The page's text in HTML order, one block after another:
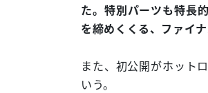
た。特別パーツも特長
を締めくくる、ファイ
また、初公開がホット
いう。